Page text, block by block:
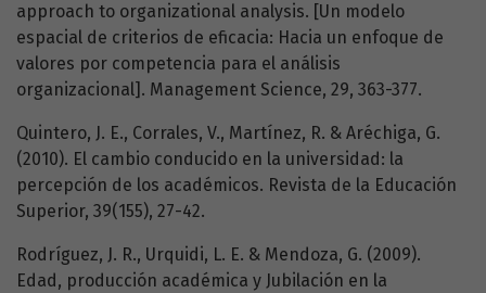
approach to organizational analysis. [Un modelo
espacial de criterios de eficacia: Hacia un enfoque de
valores por competencia para el análisis
organizacional]. Management Science, 29, 363-377.
Quintero, J. E., Corrales, V., Martínez, R. & Aréchiga, G.
(2010). El cambio conducido en la universidad: la
percepción de los académicos. Revista de la Educación
Superior, 39(155), 27-42.
Rodríguez, J. R., Urquidi, L. E. & Mendoza, G. (2009).
Edad, producción académica y Jubilación en la